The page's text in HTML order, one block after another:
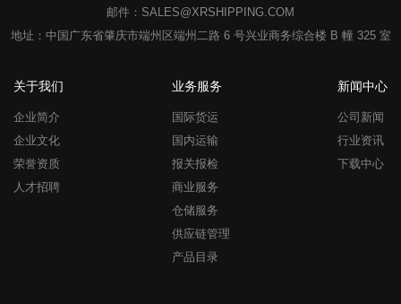
邮件：SALES@XRSHIPPING.COM
地址：中国广东省肇庆市端州区端州二路 6 号兴业商务综合楼 B 幢 325 室
关于我们
企业简介
企业文化
荣誉资质
人才招聘
业务服务
国际货运
国内运输
报关报检
商业服务
仓储服务
供应链管理
产品目录
新闻中心
公司新闻
行业资讯
下载中心